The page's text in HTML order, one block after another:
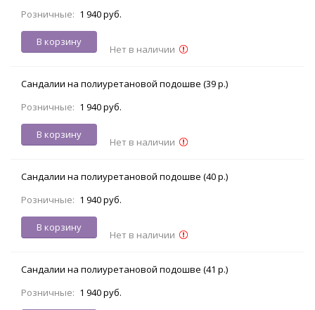
Розничные: 1 940 руб.
В корзину
Нет в наличии
Сандалии на полиуретановой подошве (39 р.)
Розничные: 1 940 руб.
В корзину
Нет в наличии
Сандалии на полиуретановой подошве (40 р.)
Розничные: 1 940 руб.
В корзину
Нет в наличии
Сандалии на полиуретановой подошве (41 р.)
Розничные: 1 940 руб.